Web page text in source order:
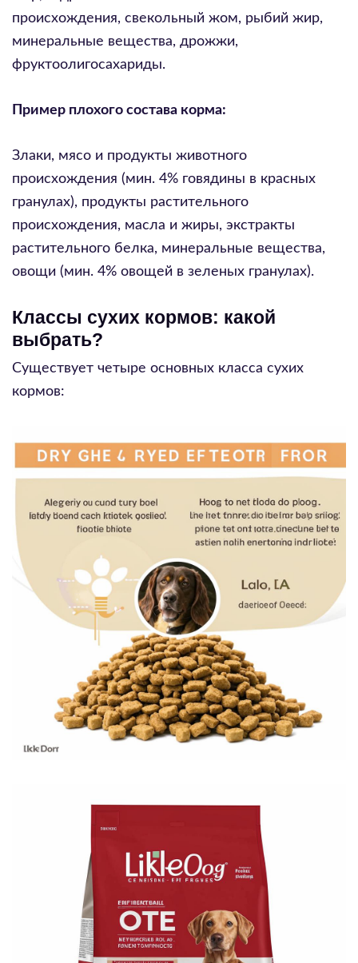
происхождения, свекольный жом, рыбий жир,
минеральные вещества, дрожжи,
фруктоолигосахариды.
Пример плохого состава корма:
Злаки, мясо и продукты животного
происхождения (мин. 4% говядины в красных
гранулах), продукты растительного
происхождения, масла и жиры, экстракты
растительного белка, минеральные вещества,
овощи (мин. 4% овощей в зеленых гранулах).
Классы сухих кормов: какой
выбрать?
Существует четыре основных класса сухих
кормов: